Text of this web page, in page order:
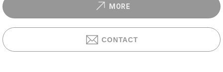
MORE
CONTACT
nach